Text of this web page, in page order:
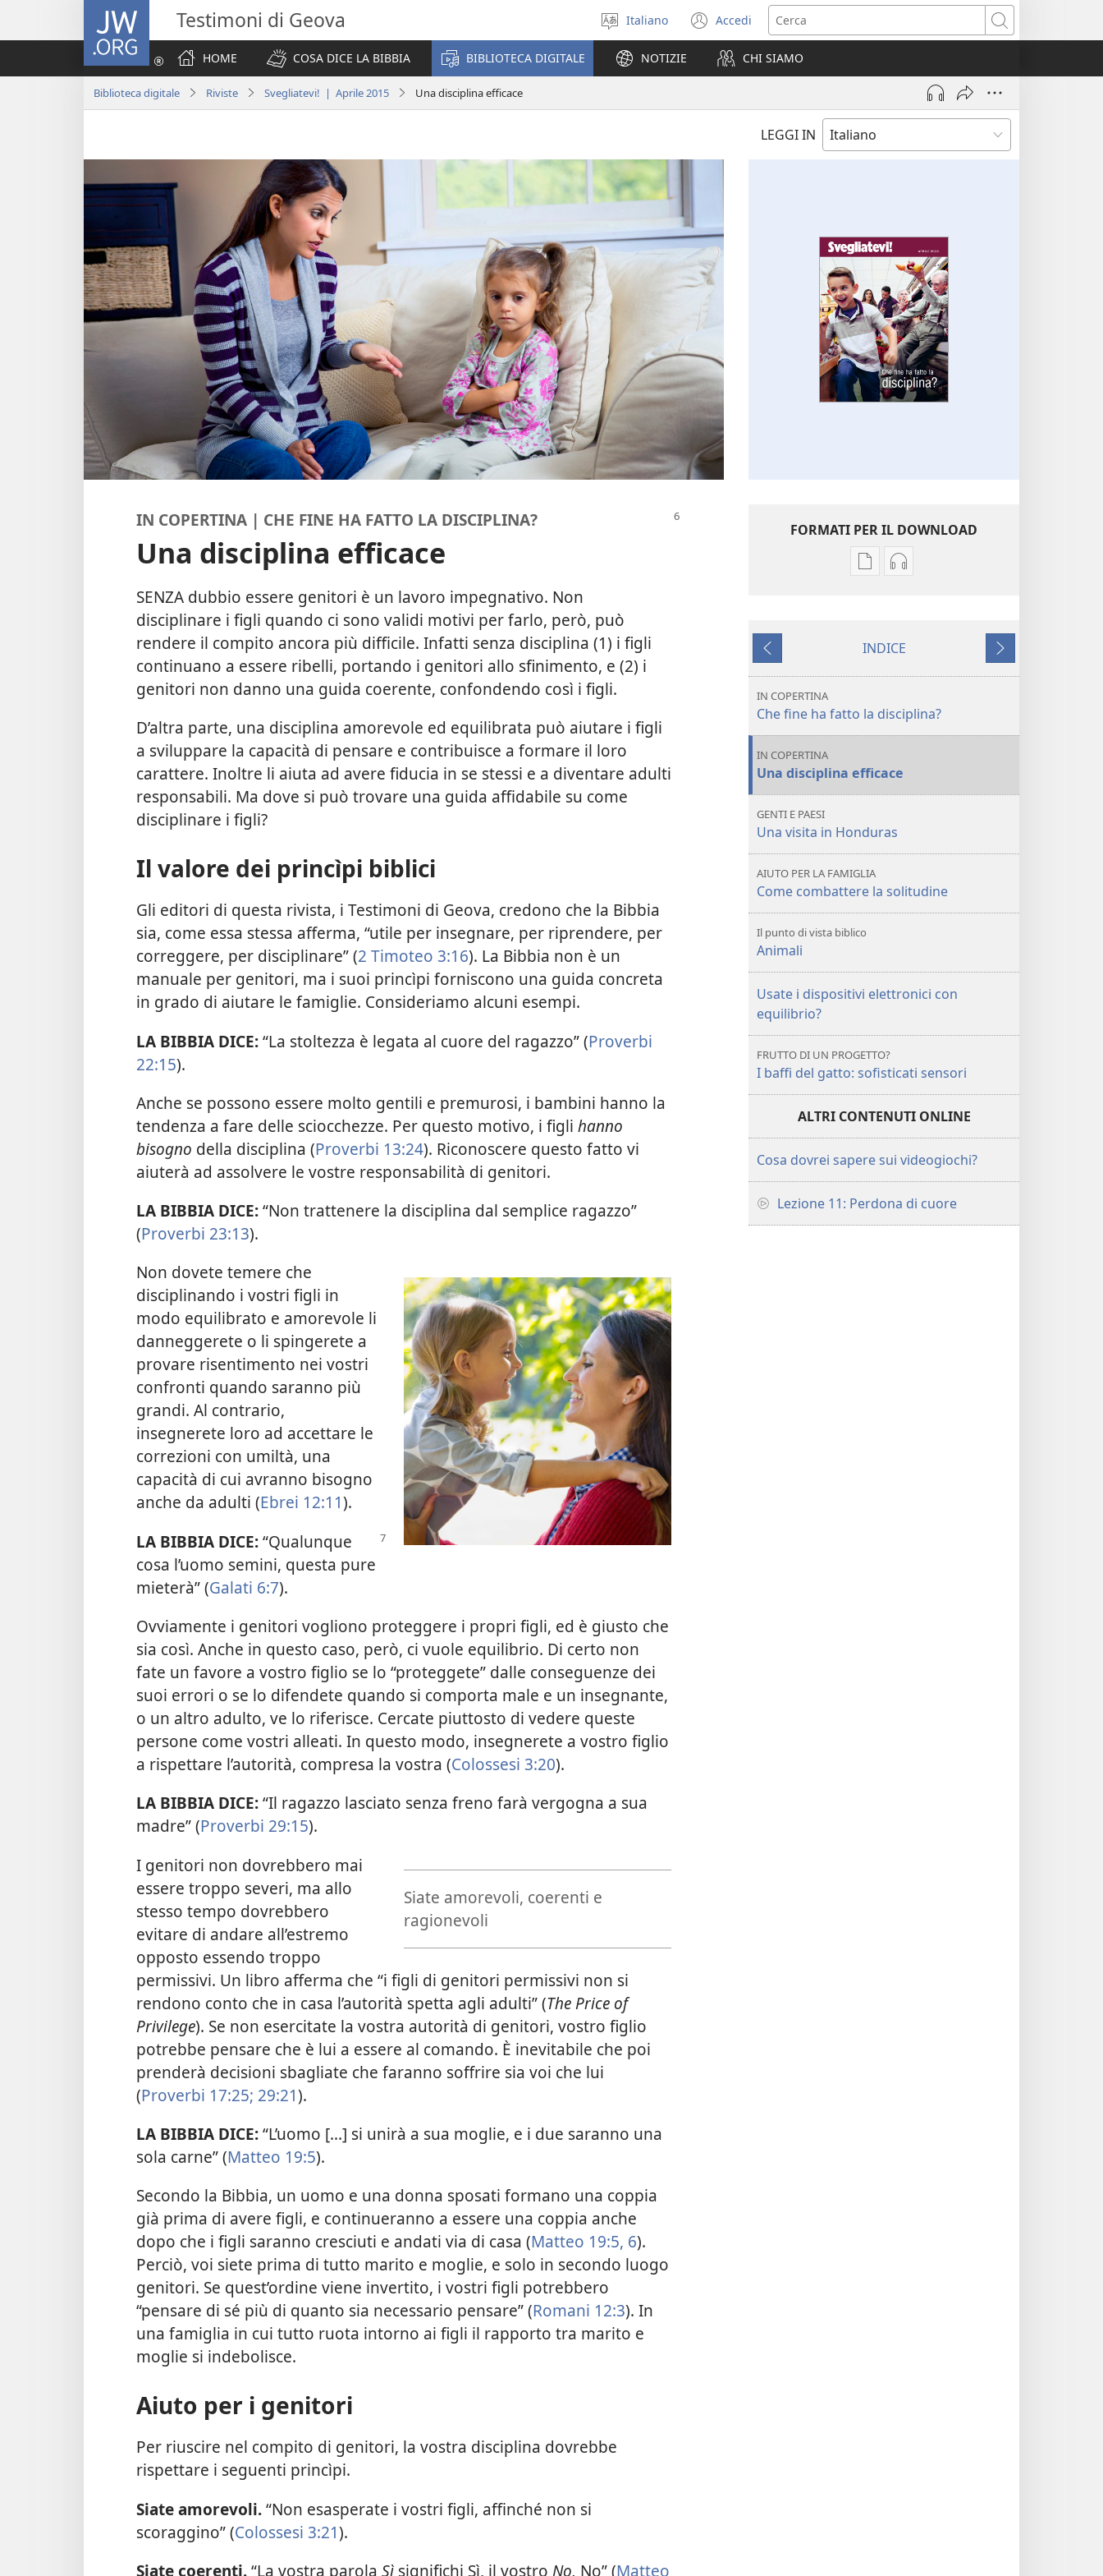
JW.ORG Testimoni di Geova
Seleziona
la
lingua
Italiano Accedi
(apre
una
nuova
finestra)
Cerca
HOME
COSA DICE LA BIBBIA BIBLIOTECA DIGITALE NOTIZIE CHI SIAMO
Biblioteca digitale Riviste Svegliatevi! | Aprile 2015 Una disciplina efficace
LEGGI IN
IN COPERTINA | CHE FINE HA FATTO LA DISCIPLINA?
Una disciplina efficace
SENZA dubbio essere genitori è un lavoro impegnativo. Non
disciplinare i figli quando ci sono validi motivi per farlo, però, può
rendere il compito ancora più difficile. Infatti senza disciplina (1) i figli
continuano a essere ribelli, portando i genitori allo sfinimento, e (2) i
genitori non danno una guida coerente, confondendo così i figli.
D’altra parte, una disciplina amorevole ed equilibrata può aiutare i figli
a sviluppare la capacità di pensare e contribuisce a formare il loro
carattere. Inoltre li aiuta ad avere fiducia in se stessi e a diventare adulti
responsabili. Ma dove si può trovare una guida affidabile su come
disciplinare i figli?
Il valore dei princìpi biblici
Gli editori di questa rivista, i Testimoni di Geova, credono che la Bibbia
sia, come essa stessa afferma, “utile per insegnare, per riprendere, per
correggere, per disciplinare” (2 Timoteo 3:16). La Bibbia non è un
manuale per genitori, ma i suoi princìpi forniscono una guida concreta
in grado di aiutare le famiglie. Consideriamo alcuni esempi.
LA BIBBIA DICE:“La stoltezza è legata al cuore del ragazzo” (Proverbi
22:15).
Anche se possono essere molto gentili e premurosi, i bambini hanno la
tendenza a fare delle sciocchezze. Per questo motivo, i figli hanno
bisogno della disciplina (Proverbi 13:24). Riconoscere questo fatto vi
aiuterà ad assolvere le vostre responsabilità di genitori.
LA BIBBIA DICE:“Non trattenere la disciplina dal semplice ragazzo”
(Proverbi 23:13).
Non dovete temere che
disciplinando i vostri figli in
modo equilibrato e amorevole li
danneggerete o li spingerete a
provare risentimento nei vostri
confronti quando saranno più
grandi. Al contrario,
insegnerete loro ad accettare le
correzioni con umiltà, una
capacità di cui avranno bisogno
anche da adulti (Ebrei 12:11).
LA BIBBIA DICE:“Qualunque
cosa l’uomo semini, questa pure
mieterà” (Galati 6:7).
Ovviamente i genitori vogliono proteggere i propri figli, ed è giusto che
sia così. Anche in questo caso, però, ci vuole equilibrio. Di certo non
fate un favore a vostro figlio se lo “proteggete” dalle conseguenze dei
suoi errori o se lo difendete quando si comporta male e un insegnante,
o un altro adulto, ve lo riferisce. Cercate piuttosto di vedere queste
persone come vostri alleati. In questo modo, insegnerete a vostro figlio
a rispettare l’autorità, compresa la vostra (Colossesi 3:20).
LA BIBBIA DICE:“Il ragazzo lasciato senza freno farà vergogna a sua
madre” (Proverbi 29:15).
Siate amorevoli, coerenti e
ragionevoli
I genitori non dovrebbero mai
essere troppo severi, ma allo
stesso tempo dovrebbero
evitare di andare all’estremo
opposto essendo troppo
permissivi. Un libro afferma che “i figli di genitori permissivi non si
rendono conto che in casa l’autorità spetta agli adulti” (The Price of
Privilege). Se non esercitate la vostra autorità di genitori, vostro figlio
potrebbe pensare che è lui a essere al comando. È inevitabile che poi
prenderà decisioni sbagliate che faranno soffrire sia voi che lui
(Proverbi 17:25; 29:21).
LA BIBBIA DICE:“L’uomo [...] si unirà a sua moglie, e i due saranno una
sola carne” (Matteo 19:5).
Secondo la Bibbia, un uomo e una donna sposati formano una coppia
già prima di avere figli, e continueranno a essere una coppia anche
dopo che i figli saranno cresciuti e andati via di casa (Matteo 19:5, 6).
Perciò, voi siete prima di tutto marito e moglie, e solo in secondo luogo
genitori. Se quest’ordine viene invertito, i vostri figli potrebbero
“pensare di sé più di quanto sia necessario pensare” (Romani 12:3). In
una famiglia in cui tutto ruota intorno ai figli il rapporto tra marito e
moglie si indebolisce.
Aiuto per i genitori
Per riuscire nel compito di genitori, la vostra disciplina dovrebbe
rispettare i seguenti princìpi.
Siate amorevoli.“Non esasperate i vostri figli, affinché non si
scoraggino” (Colossesi 3:21).
Siate coerenti.“La vostra parola Sì significhi Sì, il vostro No, No” (Matteo
FORMATI PER IL DOWNLOAD
Opzioni
delle
Che
fatto
Opzioni
dei
SVEGLIATEVI!
Che
ha
Precedente
INDICE
Successivo
IN COPERTINA
Che fine ha fatto la disciplina?
IN COPERTINA
Una disciplina efficace
GENTI E PAESI
Una visita in Honduras
AIUTO PER LA FAMIGLIA
Come combattere la solitudine
Il punto di vista biblico
Animali
Usate i dispositivi elettronici con
equilibrio?
FRUTTO DI UN PROGETTO?
I baffi del gatto: sofisticati sensori
ALTRI CONTENUTI ONLINE
Cosa dovrei sapere sui videogiochi?
Lezione 11: Perdona di cuore